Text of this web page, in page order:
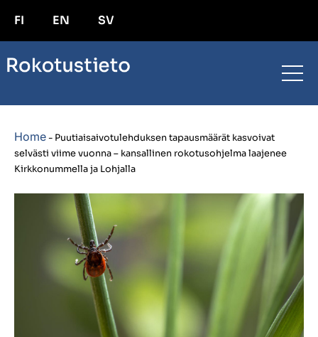
FI EN SV
Home- Puutiaisaivotulehduksen tapausmäärät kasvoivat
selvästi viime vuonna – kansallinen rokotusohjelma laajenee
Kirkkonummella ja Lohjalla